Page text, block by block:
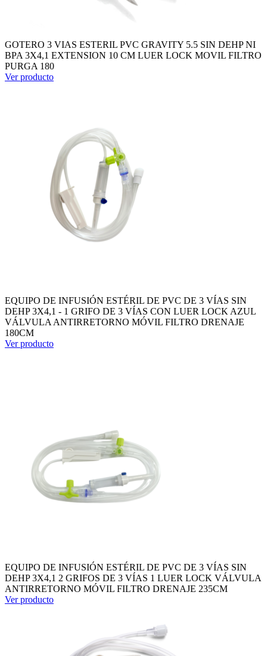
GOTERO 3 VIAS ESTERIL PVC GRAVITY 5.5 SIN DEHP NI
BPA 3X4,1 EXTENSION 10 CM LUER LOCK MOVIL FILTRO
PURGA 180
Ver producto
EQUIPO DE INFUSIÓN ESTÉRIL DE PVC DE 3 VÍAS SIN
DEHP 3X4,1 - 1 GRIFO DE 3 VÍAS CON LUER LOCK AZUL
VÁLVULA ANTIRRETORNO MÓVIL FILTRO DRENAJE
180CM
Ver producto
EQUIPO DE INFUSIÓN ESTÉRIL DE PVC DE 3 VÍAS SIN
DEHP 3X4,1 2 GRIFOS DE 3 VÍAS 1 LUER LOCK VÁLVULA
ANTIRRETORNO MÓVIL FILTRO DRENAJE 235CM
Ver producto